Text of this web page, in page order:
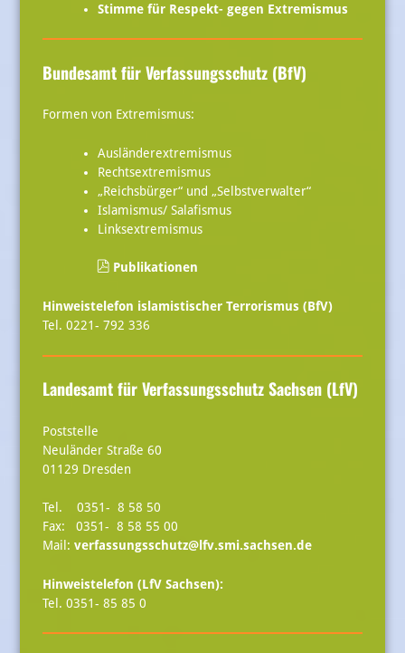
Stimme für Respekt- gegen Extremismus
Bundesamt für Verfassungsschutz (BfV)
Formen von Extremismus:
Ausländerextremismus
Rechtsextremismus
„Reichsbürger“ und „Selbstverwalter“
Islamismus/ Salafismus
Linksextremismus
Publikationen
Hinweistelefon islamistischer Terrorismus (BfV)
Tel. 0221- 792 336
Landesamt für Verfassungsschutz Sachsen (LfV)
Poststelle
Neuländer Straße 60
01129 Dresden
Tel. 0351- 8 58 50
Fax: 0351- 8 58 55 00
Mail: verfassungsschutz@lfv.smi.sachsen.de
Hinweistelefon (LfV Sachsen):
Tel. 0351- 85 85 0